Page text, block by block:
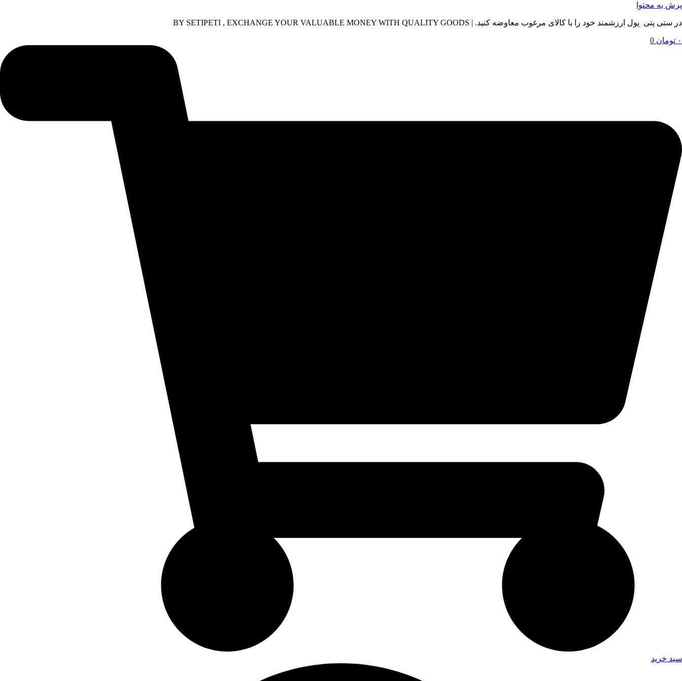
پرش به محتوا
در ستی پتی پول ارزشمند خود را با کالای مرغوب معاوضه کنید. | BY SETIPETI , EXCHANGE YOUR VALUABLE MONEY WITH QUALITY GOODS
۰ تومان 0
سبد خرید